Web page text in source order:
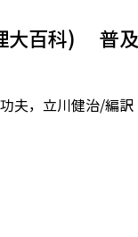
大百科) 普
夫，立川健治/編訳